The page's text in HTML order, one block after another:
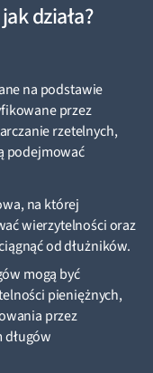
działa?
na podstawie
przez
rzetelnych,
podejmować
na której
wierzytelności oraz
od dłużników.
mogą być
pieniężnych,
przez